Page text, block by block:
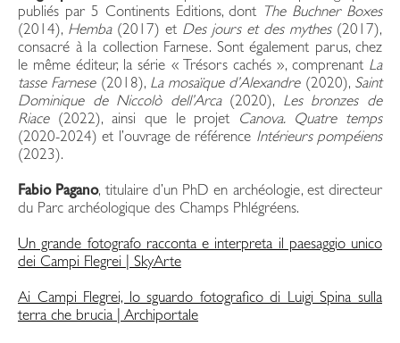
publiés par 5 Continents Editions, dont
The Buchner Boxes
(2014), Hemba(2017) et Des jours et des mythes(2017),
consacré à la collection Farnese. Sont également parus, chez
le même éditeur, la série « Trésors cachés », comprenant La
tasse Farnese(2018), La mosaïque d’Alexandre(2020), Saint
Dominique de Niccolò dell’Arca(2020), Les bronzes de
Riace(2022), ainsi que le projet
Canova. Quatre temps
(2020-2024) et l’ouvrage de référence Intérieurs pompéiens
(2023).
Fabio Pagano, titulaire d’un PhD en archéologie, est directeur
du Parc archéologique des Champs Phlégréens.
Un grande fotografo racconta e interpreta il paesaggio unico
dei Campi Flegrei | SkyArte
Ai Campi Flegrei, lo sguardo fotografico di Luigi Spina sulla
terra che brucia | Archiportale